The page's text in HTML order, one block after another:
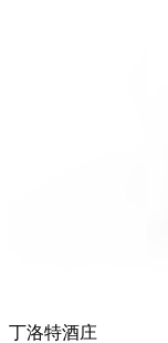
丁洛特酒庄